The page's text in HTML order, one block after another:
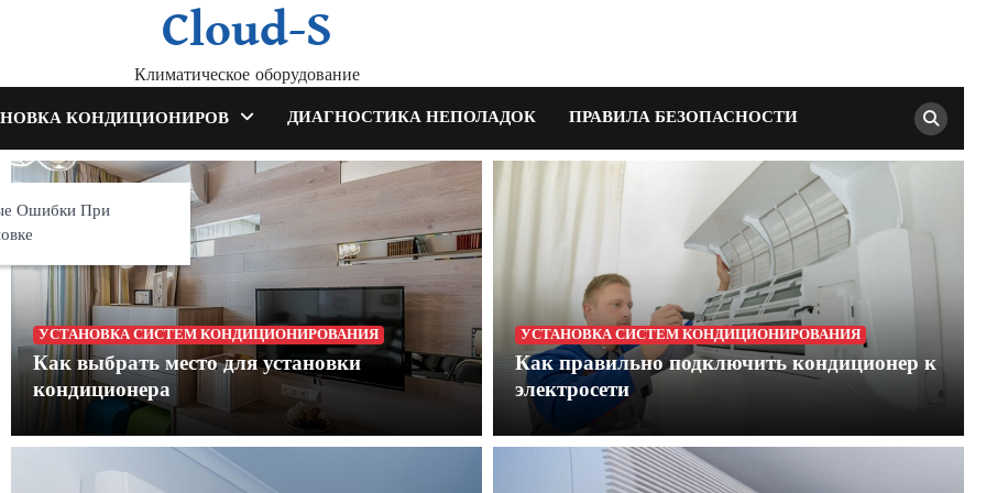
Cloud-S
Климатическое оборудование
КОНДИЦИОНИРОВ
Ошибки При
ДИАГНОСТИКА НЕПОЛАДОК ПРАВИЛА БЕЗОПАСНОСТИ
УСТАНОВКА СИСТЕМ КОНДИЦИОНИРОВАНИЯ
Как выбрать место для установки
кондиционера
УСТАНОВКА СИСТЕМ КОНДИЦИОНИРОВАНИЯ
Как правильно подключить кондиционер к
электросети